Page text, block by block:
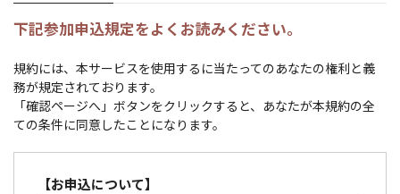
下記参加申込規定をよくお読みください。
規約には、本サービスを使用するに当たってのあなたの権利と義
務が規定されております。
「確認ページへ」ボタンをクリックすると、あなたが本規約の全
ての条件に同意したことになります。
【お申込について】